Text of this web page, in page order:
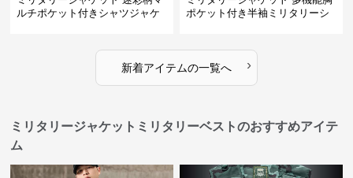
ルチポケット付きシャツジャケ
ポケット付き半袖ミリタリーシ
新着アイテムの一覧へ ›
ミリタリージャケットミリタリーベストのおすすめアイテ
ム